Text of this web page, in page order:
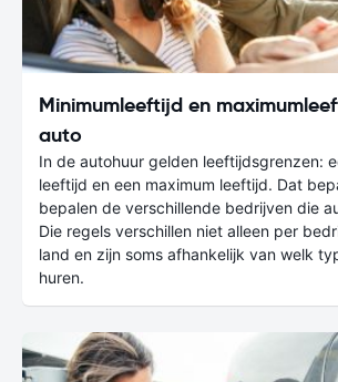
Minimumleeftijd en
auto
In de autohuur gelden leeftijdsgrenzen:
leeftijd en een maximum leeftijd. Dat
bepalen de verschillende bedrijven die
Die regels verschillen niet alleen per
land en zijn soms afhankelijk van welk
huren.